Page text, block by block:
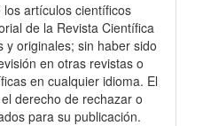
artículos científicos
de la Revista Científica
y originales; sin haber sido
en otras revistas o
en cualquier idioma. El
derecho de rechazar o
para su publicación.